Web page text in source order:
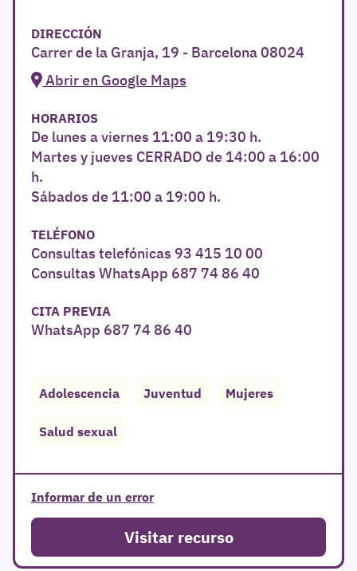
DIRECCIÓN
Carrer de la Granja, 19 - Barcelona 08024
Abrir en Google Maps
HORARIOS
De lunes a viernes 11:00 a 19:30 h.
Martes y jueves CERRADO de 14:00 a 16:00
h.
Sábados de 11:00 a 19:00 h.
TELÉFONO
Consultas telefónicas 93 415 10 00
Consultas WhatsApp 687 74 86 40
CITA PREVIA
WhatsApp 687 74 86 40
Adolescencia Juventud Mujeres
Salud sexual
Informar de un error
Visitar recurso